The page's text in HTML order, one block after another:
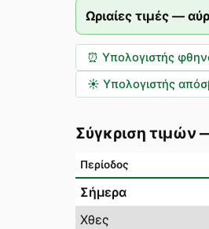
Ωριαίες τιμές —
⏰ Υπολογιστής
☀️ Υπολογιστής
Σύγκριση τιμών
Περίοδος
Σήμερα
Χθες